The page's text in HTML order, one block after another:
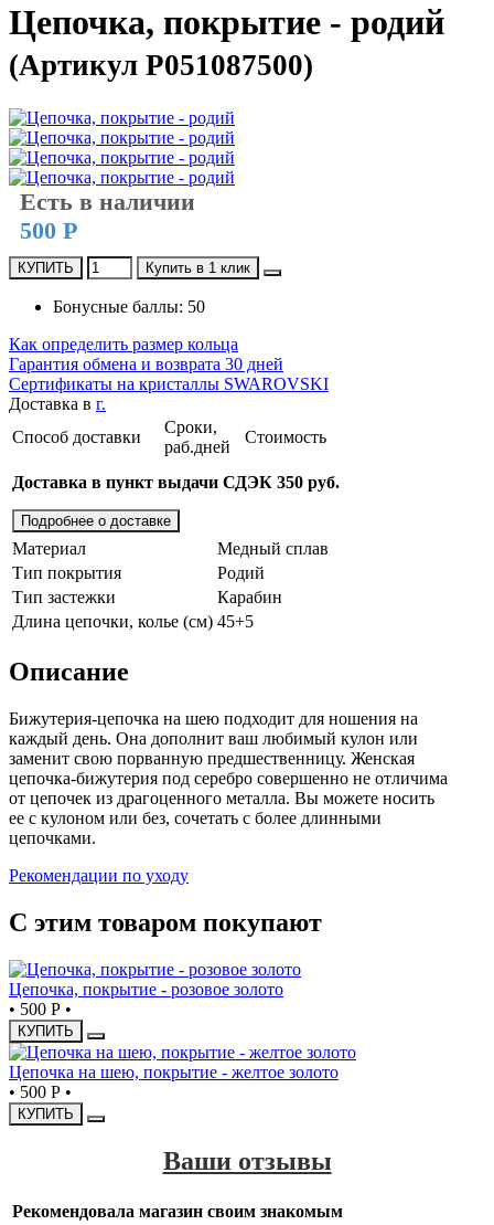
Цепочка, покрытие - родий
(Артикул P051087500)
Есть в наличии
500 Р
КУПИТЬ Купить в 1 клик
Бонусные баллы: 50
Как определить размер кольца
Гарантия обмена и возврата 30 дней
Сертификаты на кристаллы SWAROVSKI
Доставка в г.
Способ доставки
Сроки,
раб.дней
Стоимость
Доставка в пункт выдачи СДЭК 350 руб.
Подробнее о доставке
Материал
Медный сплав
Тип покрытия
Родий
Тип застежки
Карабин
Длина цепочки, колье (см) 45+5
Описание
Бижутерия-цепочка на шею подходит для ношения на
каждый день. Она дополнит ваш любимый кулон или
заменит свою порванную предшественницу. Женская
цепочка-бижутерия под серебро совершенно не отличима
от цепочек из драгоценного металла. Вы можете носить
ее с кулоном или без, сочетать с более длинными
цепочками.
Рекомендации по уходу
С этим товаром покупают
Цепочка, покрытие - розовое золото
• 500 Р •
КУПИТЬ
Цепочка на шею, покрытие - желтое золото
• 500 Р •
КУПИТЬ
Ваши отзывы
Рекомендовала магазин своим знакомым